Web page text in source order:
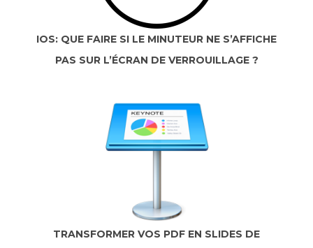
IOS: QUE FAIRE SI LE MINUTEUR NE S’AFFICHE
PAS SUR L’ÉCRAN DE VERROUILLAGE ?
TRANSFORMER VOS PDF EN SLIDES DE